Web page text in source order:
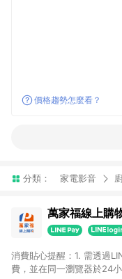
價格趨勢怎麼看？
分類： 家電影音
萬家福線上購
消費貼心提醒：1. 需透過
費，並在同一瀏覽器於24